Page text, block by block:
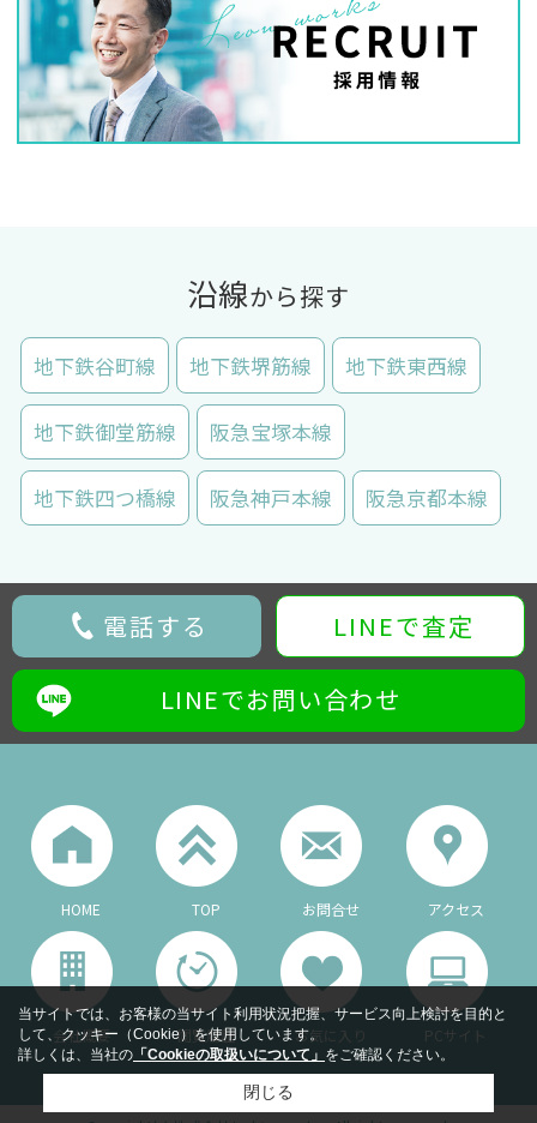
沿線から探す
地下鉄谷町線 地下鉄堺筋線 地下鉄東西線
地下鉄御堂筋線 阪急宝塚本線
地下鉄四つ橋線 阪急神戸本線 阪急京都本線
電話する LINEで査定
LINEでお問い合わせ
HOME TOP お問合せ アクセス
会社概要 閲覧履歴 お気に入り PCサイト
当サイトでは、お客様の当サイト利用状況把握、サービス向上検討を目的と
して、クッキー（Cookie）を使用しています。
詳しくは、当社の 「Cookieの取扱いについて」 をご確認ください。
閉じる